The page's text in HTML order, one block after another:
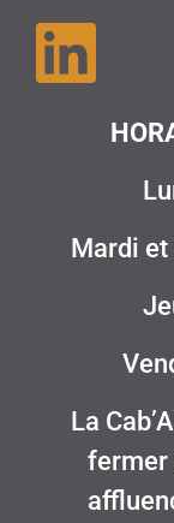
Mardi
La
fermer